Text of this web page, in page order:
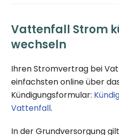
Vattenfall Strom
wechseln
Ihren Stromvertrag bei
einfachsten online über
Kündigungsformular:
Vattenfall.
In der Grundversorgung